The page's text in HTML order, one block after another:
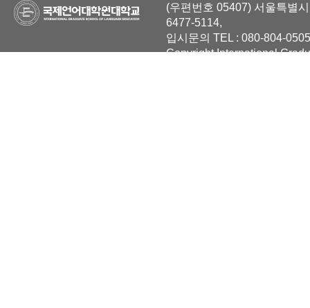
(우편번호 05407) 서울특별
6477-5114,
입시문의 TEL : 080-804-
Copyright International